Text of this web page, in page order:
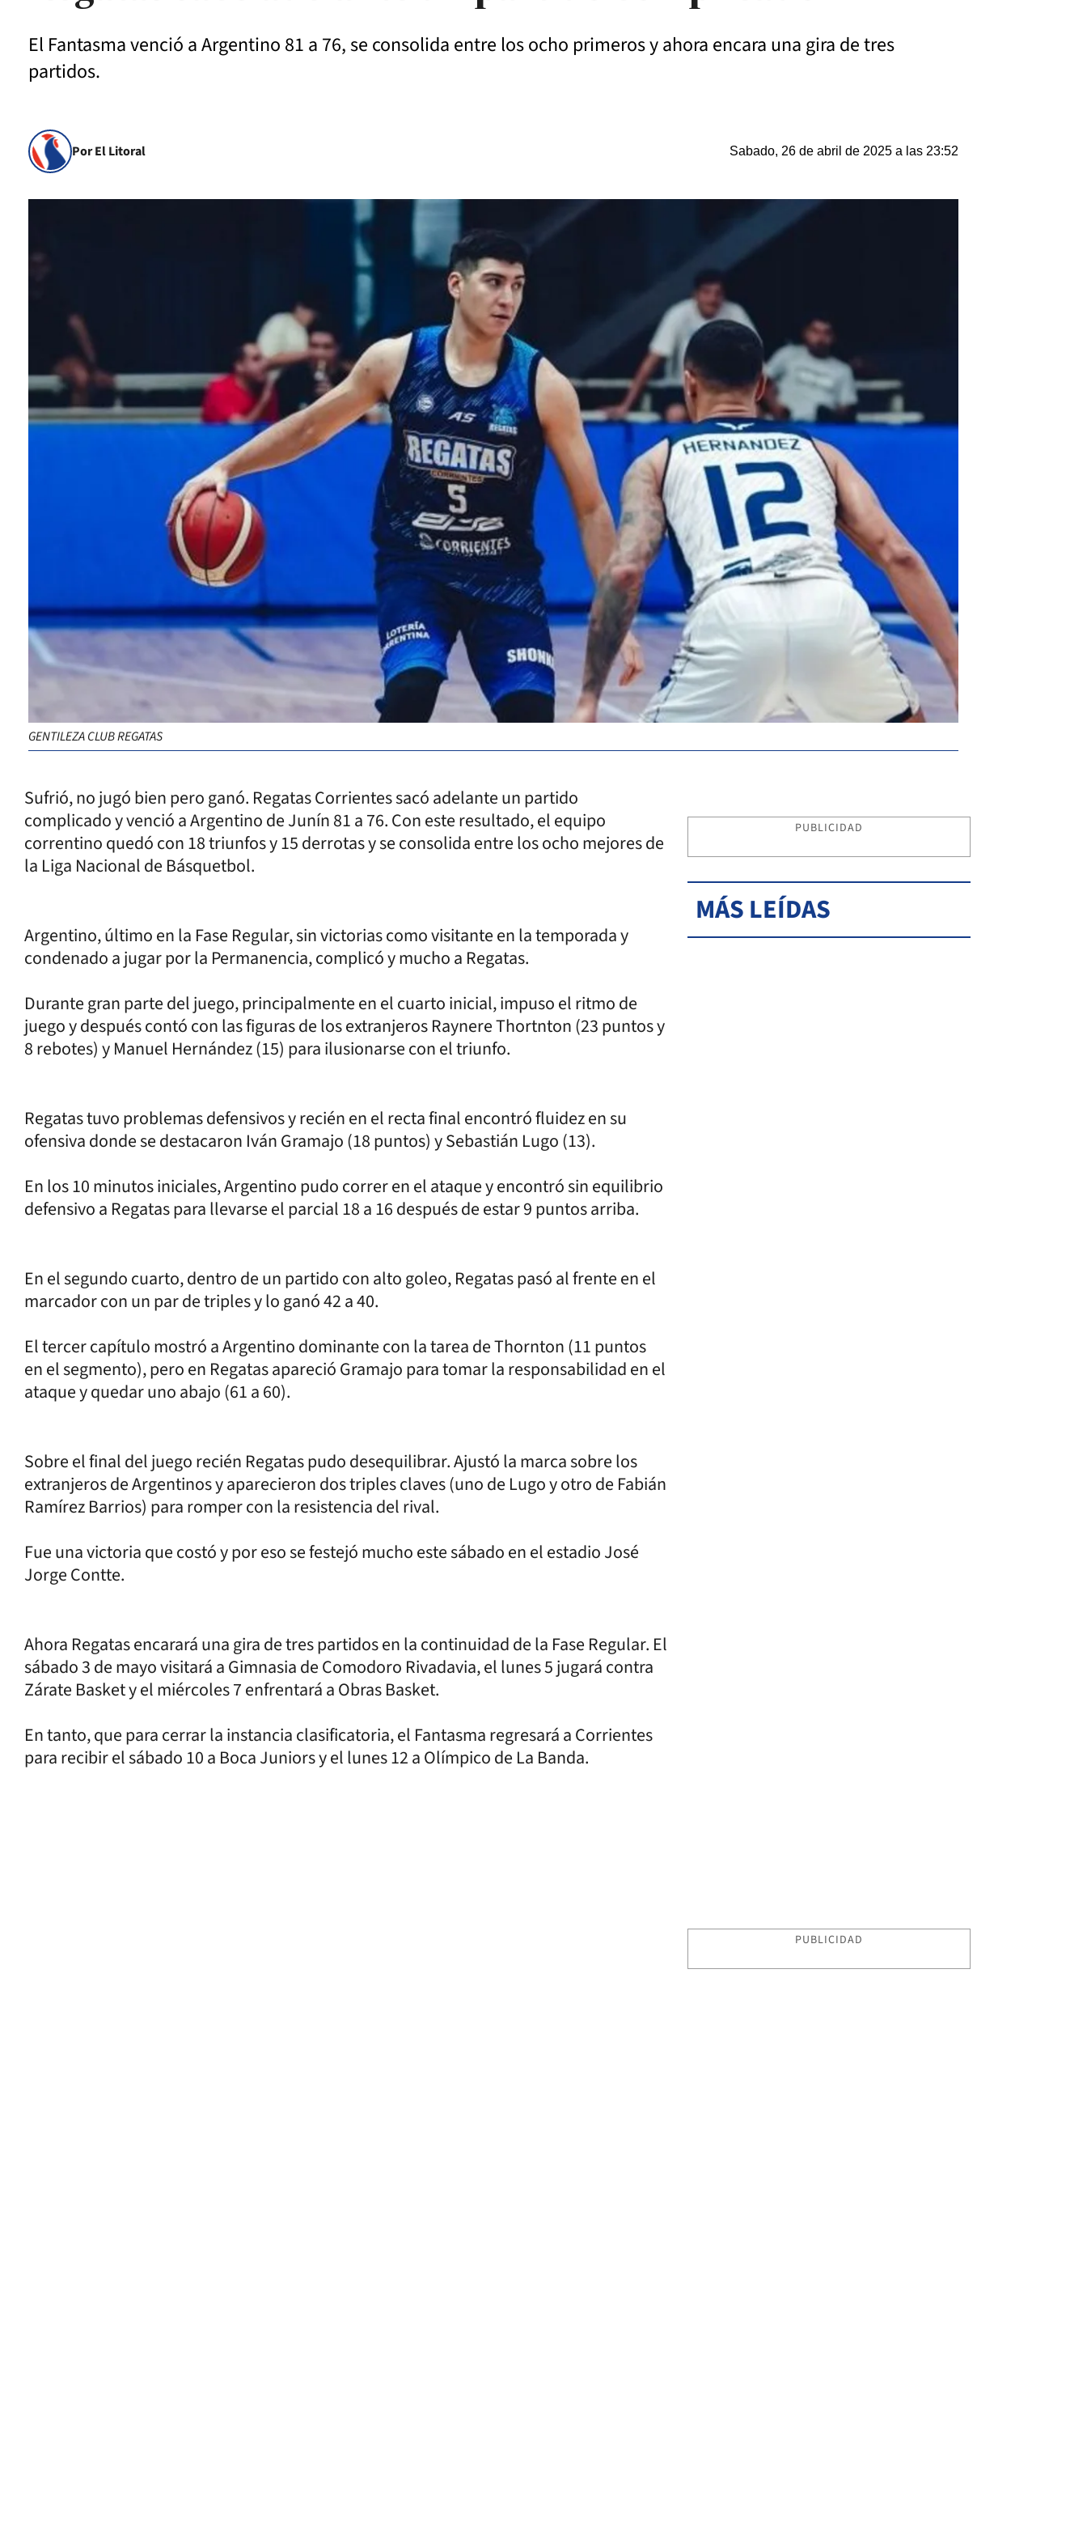
El Fantasma venció a Argentino 81 a 76, se consolida entre los ocho primeros y ahora encara una gira de tres
partidos.
Por El Litoral Sabado, 26 de abril de 2025 a las 23:52
GENTILEZA CLUB REGATAS
Sufrió, no jugó bien pero ganó. Regatas Corrientes sacó adelante un partido
complicado y venció a Argentino de Junín 81 a 76. Con este resultado, el equipo
correntino quedó con 18 triunfos y 15 derrotas y se consolida entre los ocho mejores de
la Liga Nacional de Básquetbol.
Argentino, último en la Fase Regular, sin victorias como visitante en la temporada y
condenado a jugar por la Permanencia, complicó y mucho a Regatas.
Durante gran parte del juego, principalmente en el cuarto inicial, impuso el ritmo de
juego y después contó con las figuras de los extranjeros Raynere Thortnton (23 puntos y
8 rebotes) y Manuel Hernández (15) para ilusionarse con el triunfo.
Regatas tuvo problemas defensivos y recién en el recta final encontró fluidez en su
ofensiva donde se destacaron Iván Gramajo (18 puntos) y Sebastián Lugo (13).
En los 10 minutos iniciales, Argentino pudo correr en el ataque y encontró sin equilibrio
defensivo a Regatas para llevarse el parcial 18 a 16 después de estar 9 puntos arriba.
En el segundo cuarto, dentro de un partido con alto goleo, Regatas pasó al frente en el
marcador con un par de triples y lo ganó 42 a 40.
El tercer capítulo mostró a Argentino dominante con la tarea de Thornton (11 puntos
en el segmento), pero en Regatas apareció Gramajo para tomar la responsabilidad en el
ataque y quedar uno abajo (61 a 60).
Sobre el final del juego recién Regatas pudo desequilibrar. Ajustó la marca sobre los
extranjeros de Argentinos y aparecieron dos triples claves (uno de Lugo y otro de Fabián
Ramírez Barrios) para romper con la resistencia del rival.
Fue una victoria que costó y por eso se festejó mucho este sábado en el estadio José
Jorge Contte.
Ahora Regatas encarará una gira de tres partidos en la continuidad de la Fase Regular. El
sábado 3 de mayo visitará a Gimnasia de Comodoro Rivadavia, el lunes 5 jugará contra
Zárate Basket y el miércoles 7 enfrentará a Obras Basket.
En tanto, que para cerrar la instancia clasificatoria, el Fantasma regresará a Corrientes
para recibir el sábado 10 a Boca Juniors y el lunes 12 a Olímpico de La Banda.
PUBLICIDAD
MÁS LEÍDAS
PUBLICIDAD